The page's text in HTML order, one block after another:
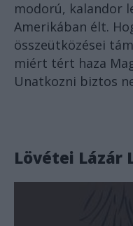
modorú, kalandor
Amerikában élt.
összeütközései
miért tért haza
Unatkozni biztos
Lövétei Lázár